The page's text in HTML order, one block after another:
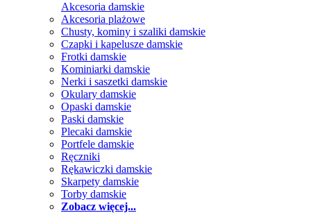
Akcesoria damskie
Akcesoria plażowe
Chusty, kominy i szaliki damskie
Czapki i kapelusze damskie
Frotki damskie
Kominiarki damskie
Nerki i saszetki damskie
Okulary damskie
Opaski damskie
Paski damskie
Plecaki damskie
Portfele damskie
Ręczniki
Rękawiczki damskie
Skarpety damskie
Torby damskie
Zobacz więcej...